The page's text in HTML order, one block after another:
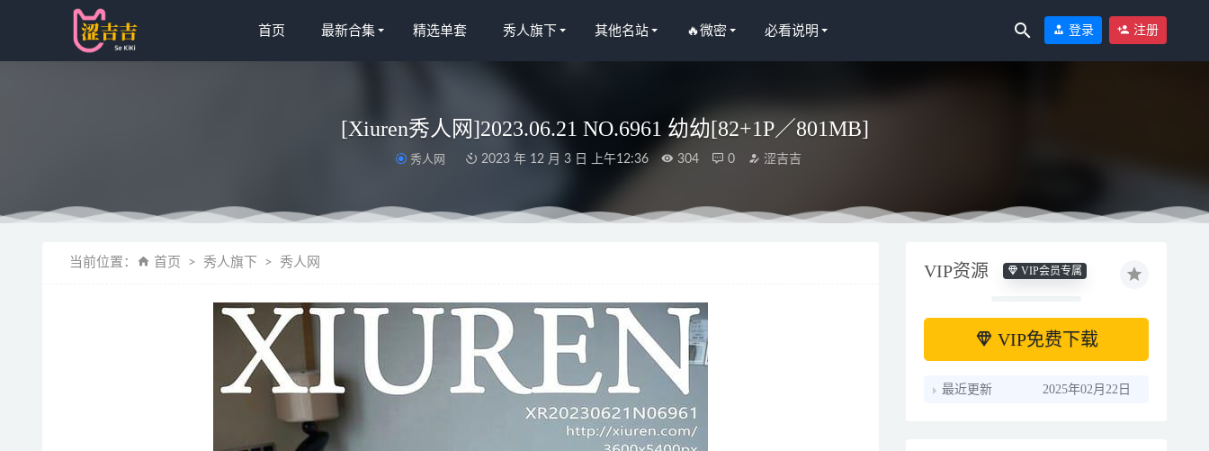
首页 最新合集 精选单套 秀人旗下 其他名站 🔥微密 必看说明 登录 注册
[Xiuren秀人网]2023.06.21 NO.6961 幼幼[82+1P／801MB]
秀人网 2023 年 12 月 3 日 上午12:36 304 0 涩吉吉
当前位置： 首页 秀人旗下 秀人网 VIP资源 VIP会员专属
VIP免费下载
最近更新 2025年02月22日
鹿八岁baby – 宅家日记[70P-1.8GB] 2023-03-08
喵糖映画 VOL.300 秋季毛衣 [49P/475MB] 2023-01-29
蠢沫沫 – NO.393 白虎比基尼 [28P-161MB] 2026-05-02